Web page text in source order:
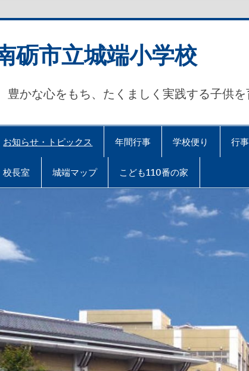
砺市立城端小学校
豊かな心をもち、たくましく実践する子
お知らせ・トピックス 年間行事 学校便り 行
校長室 城端マップ こども110番の家